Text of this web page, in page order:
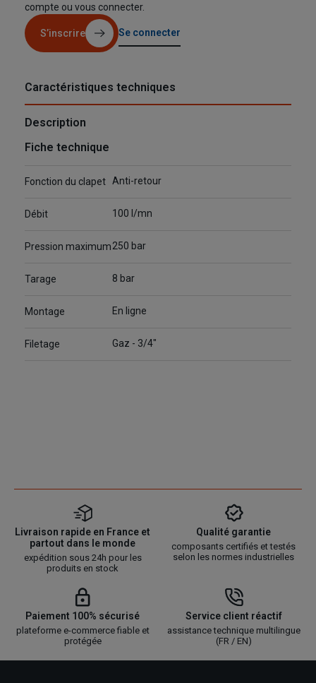
compte ou vous connecter.
S’inscrire Se connecter
Caractéristiques techniques
Description
Fiche technique
Fonction du clapet Anti-retour
Débit 100 l/mn
Pression maximum250 bar
Tarage 8 bar
Montage En ligne
Filetage Gaz - 3/4"
Livraison rapide en France et
partout dans le monde
expédition sous 24h pour les
produits en stock
Qualité garantie
composants certifiés et testés
selon les normes industrielles
Paiement 100% sécurisé
plateforme e-commerce fiable et
protégée
Service client réactif
assistance technique multilingue
(FR / EN)